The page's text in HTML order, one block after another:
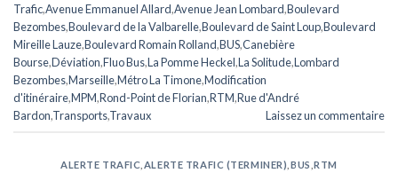
Trafic,Avenue Emmanuel Allard,Avenue Jean Lombard,Boulevard
Bezombes,Boulevard de la Valbarelle,Boulevard de Saint Loup,Boulevard
Mireille Lauze,Boulevard Romain Rolland,BUS,Canebière
Bourse,Déviation,Fluo Bus,La Pomme Heckel,La Solitude,Lombard
Bezombes,Marseille,Métro La Timone,Modification
d'itinéraire,MPM,Rond-Point de Florian,RTM,Rue d'André
Bardon,Transports,Travaux Laissez un commentaire
ALERTE TRAFIC ALERTE TRAFIC (TERMINER) BUS ,RTM